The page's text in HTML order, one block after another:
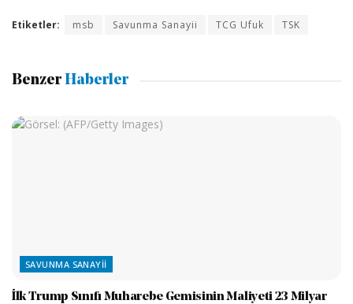
Etiketler: msb Savunma Sanayii TCG Ufuk TSK
Benzer Haberler
SAVUNMA SANAYII
İlk Trump Sınıfı Muharebe Gemisinin Maliyeti 23 Milyar